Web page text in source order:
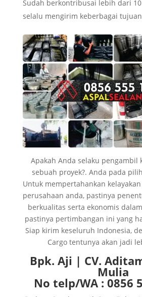
Sudah berkontribusai lebih dari
selalu mengirim keberbagai
Apakah Anda selaku pengambil
sebuah proyek?. Anda pada
Untuk mempertahankan
perusahaan anda, pastinya
berkualitas serta ekonomis
pastinya pertimbangan ini yang
Siap kirim keseluruh Indonesia,
Cargo tentunya akan jadi
Bpk. Aji | CV.
Mulia
No telp/WA : 0856